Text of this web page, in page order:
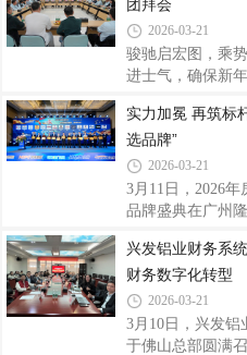
级门户工程提供
大国工程，助力
口岸总建筑面积
际、深圳市综合
的建筑形态和“垂
划地上5层，地下
团拜会
2026-03-21
骏驰启宏图，乘
进士气，确保新
子成员，总部各
共叙情谊、共话
司党委书记、董
新春问候，并对
所取得的各项成
展新阶段的关键
代中国特色社会
实力加冕 再筑标
选品牌”
2026-03-21
3月11日，2026
品牌盛典在广州
获“建筑型材十大
地产与门窗幕墙
料“TOP10”品牌
领军地位，彰显
本次评选由行业
兴发铝业财务系
财务数字化转型
2026-03-21
3月10日，兴发铝
于佛山总部圆满